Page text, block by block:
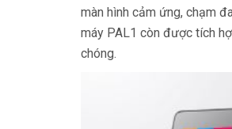
màn hình cảm ứng, chạm
máy PAL1 còn được tích
chóng.